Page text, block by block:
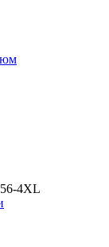
56-4XL